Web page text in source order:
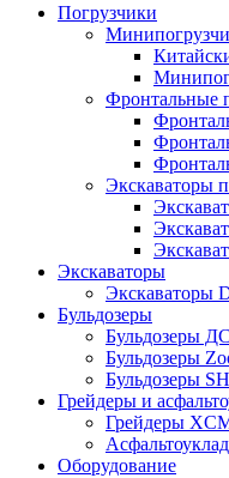
Погрузчики
Фронтальные
Экскаваторы
Экскаваторы
Экскаваторы
Бульдозеры
Бульдозеры
Бульдозеры
Бульдозеры
Грейдеры и
Грейдеры
Оборудование